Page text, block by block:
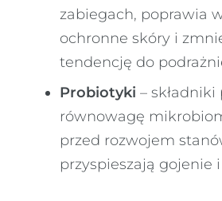
zabiegach, poprawia
ochronne skóry i
tendencję do
Probiotyki –
równowagę
przed rozwojem
przyspieszają gojenie